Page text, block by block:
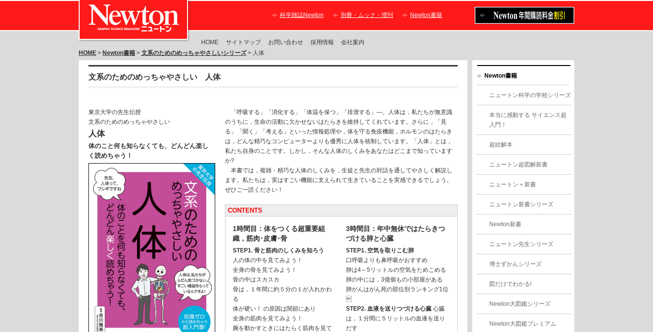
科学雑誌Newton 別冊・ムック・増刊 Newton書籍
HOME サイトマップ お問い合わせ 採用情報
会社案内
HOME > Newton書籍 > 文系のためのめっちゃやさしいシリーズ> 人体
文系のためのめっちゃやさしい 人体
東京大学の先生伝授
文系のためのめっちゃやさしい
人体
体のこと何も知らなくても、どんどん楽し
く読めちゃう！
「呼吸する」「消化する」「体温を保つ」「排泄する」—。人体は，私たちが無意識
のうちに，生命の活動に欠かせないはたらきを維持してくれています。さらに，「見
る」「聞く」「考える」といった情報処理や，体を守る免疫機能，ホルモンのはたらき
は，どんな精巧なコンピューターよりも優秀に人体を統制しています。「人体」とは，
私たち自身のことです。しかし，そんな人体のしくみをあなたはどこまで知っています
か?
本書では，複雑・精巧な人体のしくみを，生徒と先生の対話を通してやさしく解説し
ます。私たちは，実はすごい機能に支えられて生きていることを実感できるでしょう。
ぜひご一読ください！
CONTENTS
1時間目：体をつくる超重要組
織，筋肉･皮膚･骨
STEP1. 骨と筋肉のしくみを知ろう
人の体の中を見てみよう！
全身の骨を見てみよう！
骨の中はスカスカ
骨は，１年間に約５分の１が入れかわ
る
体が硬い！ の原因は関節にあり
全身の筋肉を見てみよう！
腕を動かすときにはたらく筋肉を見て
3時間目：年中無休ではたらきつ
づける肺と心臓
STEP1. 空気を取りこむ肺
口呼吸よりも鼻呼吸がおすすめ
肺は4～5リットルの空気をためこめる
肺の中には，3億個もの小部屋がある
肺がんはがん死の部位別ランキング1位

STEP2. 血液を送りつづける心臓心臓
は，１分間に５リットルの血液を送り
だす
Newton書籍
ニュートン科学の学校シリーズ
本当に感動する サイエンス超
入門！
超絵解本
ニュートン超図解新書
ニュートン＋新書
ニュートン新書シリーズ
Newton新書
ニュートン先生シリーズ
博士ずかんシリーズ
図だけでわかる!
Newton大図鑑シリーズ
Newton大図鑑プレミアム